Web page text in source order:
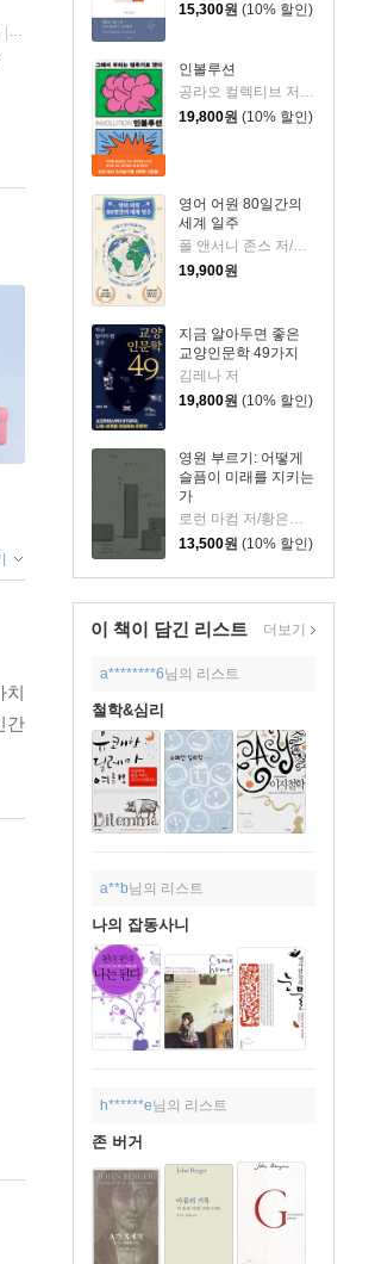
15,300원 (10% 할인)
인볼루션
공라오 컬렉티브 저/홍명교 역
19,800원 (10% 할인)
영어 어원 80일간의
세계 일주
19,900원
지금 알아두면 좋은
교양인문학 49가지
김레나 저
19,800원 (10% 할인)
영원 부르기: 어떻게
슬픔이 미래를 지키는
가
로런 마컴 저/황은주 역
13,500원 (10% 할인)
이 책이 담긴 리스트 더보기
a********6님의 리스트
철학&심리
a**b님의 리스트
나의 잡동사니
h******e님의 리스트
존 버거
오팬하우스
치
간